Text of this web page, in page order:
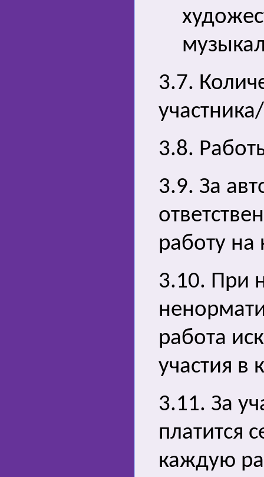
3.7.
3.8.
3.9. За
работу на
3.10. При
работа
участия в
3.11. За
платится
каждую